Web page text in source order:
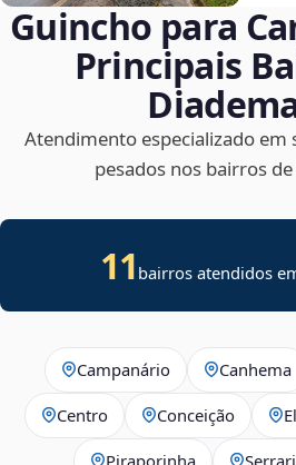
Guincho para
Principais
Atendimento especializado em
pesados nos bairros de
11 bairros atendidos
Campanário Canhema
Centro Conceição
Piraporinha